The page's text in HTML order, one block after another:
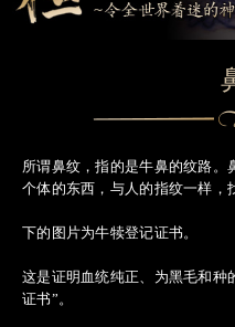
所谓鼻纹，指的是牛鼻的纹路。
个体的东西，与人的指纹一样，
下的图片为牛犊登记证书。
这是证明血统纯正、为黑毛和种
证书”。